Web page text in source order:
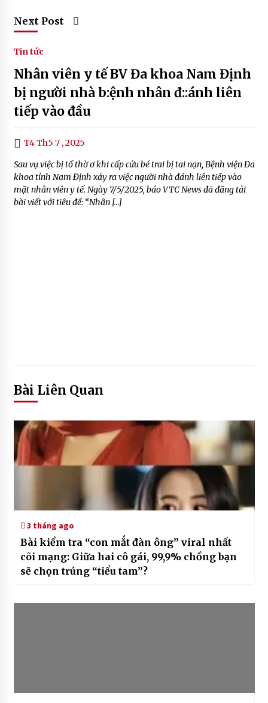
Next Post
Tin tức
Nhân viên y tế BV Đa khoa Nam Định
bị người nhà b:ệnh nhân đ::ánh liên
tiếp vào đầu
T4 Th5 7 , 2025
Sau vụ việc bị tố thờ ơ khi cấp cứu bé trai bị tai nạn, Bệnh viện Đa
khoa tỉnh Nam Định xảy ra việc người nhà đánh liên tiếp vào
mặt nhân viên y tế. Ngày 7/5/2025, báo VTC News đã đăng tải
bài viết với tiêu đề: “Nhân […]
Bài Liên Quan
3 tháng ago
Bài kiểm tra “con mắt đàn ông” viral nhất
cõi mạng: Giữa hai cô gái, 99,9% chồng bạn
sẽ chọn trúng “tiểu tam”?